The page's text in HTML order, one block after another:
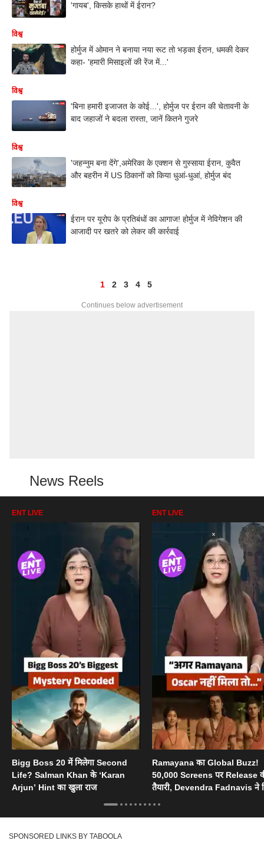
'गायब', किसके हाथों में ईरान?
विश्व
होर्मुज में ओमान ने बनाया नया रूट तो भड़का ईरान, धमकी देकर
कहा- 'हमारी मिसाइलों की रेंज में...'
विश्व
'बिना हमारी इजाजत के कोई...', होर्मुज पर ईरान की चेतावनी के
बाद जहाजों ने बदला रास्ता, जानें कितने गुजरे
विश्व
'जहन्नुम बना देंगे',अमेरिका के एक्शन से गुस्साया ईरान, कुवैत
और बहरीन में US ठिकानों को किया धुआं-धुआं, होर्मुज बंद
विश्व
ईरान पर यूरोप के प्रतिबंधों का आगाज! होर्मुज में नेविगेशन की
आजादी पर खतरे को लेकर की कार्रवाई
1 2 3 4 5
Continues below advertisement
News Reels
ENT LIVE
Bigg Boss 20 में मिलेगा Second
Life? Salman Khan के ‘Karan
Arjun’ Hint का खुला राज
ENT LIVE
Ramayana का Global Buzz!
50,000 Screens पर Release
तैयारी, Devendra Fadnavis ने
SPONSORED LINKS BY TABOOLA